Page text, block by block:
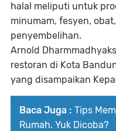
halal meliputi untuk
minumam, fesyen,
penyembelihan.
Arnold
restoran di Kota
yang disampaikan
Baca Juga : Tips
Rumah. Yuk Dicoba?